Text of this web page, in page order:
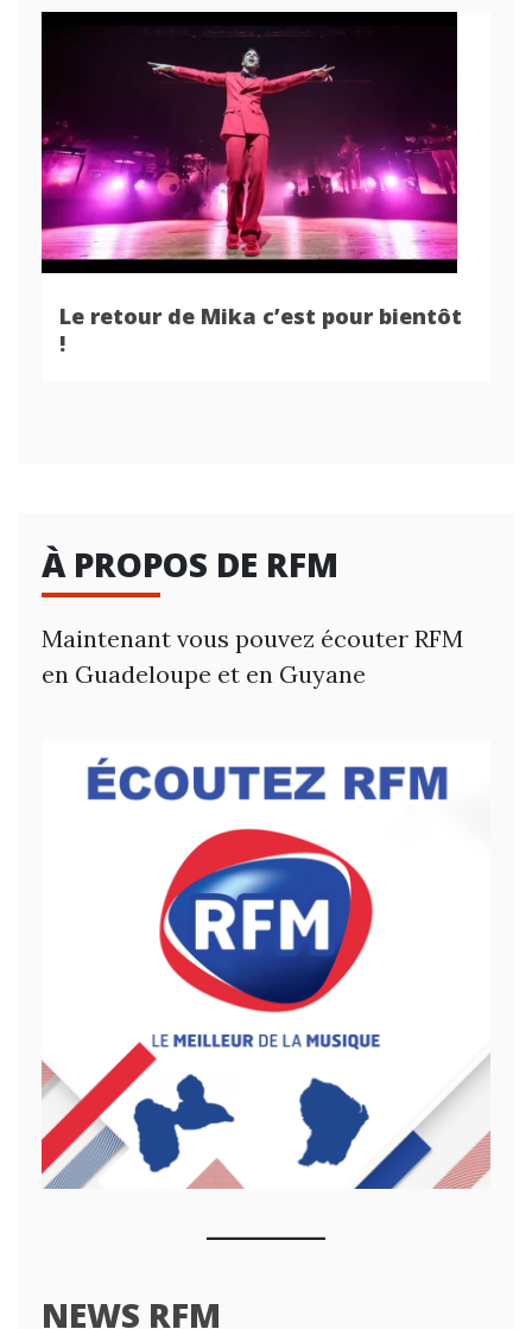
Le retour de Mika c’est pour bientôt
!
À PROPOS DE RFM
Maintenant vous pouvez écouter RFM
en Guadeloupe et en Guyane
NEWS RFM